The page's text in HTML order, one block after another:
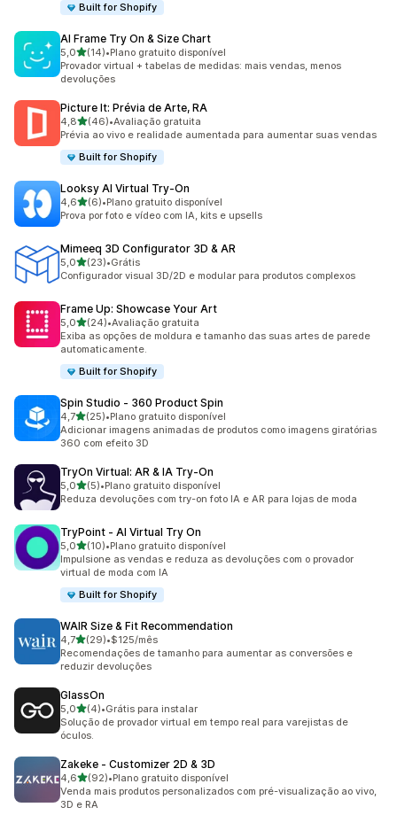
Built for Shopify
AI Frame Try On & Size Chart
5,0de 5 estrelas
(14)
14 avaliações ao todo
•Plano gratuito disponível
Provador virtual + tabelas de medidas: mais vendas, menos
devoluções
Picture It: Prévia de Arte, RA
4,8de 5 estrelas
(46)
46 avaliações ao todo
•Avaliação gratuita
Prévia ao vivo e realidade aumentada para aumentar suas vendas
Built for Shopify
Looksy AI Virtual Try‑On
4,6de 5 estrelas
(6)
6 avaliações ao todo
•Plano gratuito disponível
Prova por foto e vídeo com IA, kits e upsells
Mimeeq 3D Configurator 3D & AR
5,0de 5 estrelas
(23)
23 avaliações ao todo
•Grátis
Configurador visual 3D/2D e modular para produtos complexos
Frame Up: Showcase Your Art
5,0de 5 estrelas
(24)
24 avaliações ao todo
•Avaliação gratuita
Exiba as opções de moldura e tamanho das suas artes de parede
automaticamente.
Built for Shopify
Spin Studio ‑ 360 Product Spin
4,7de 5 estrelas
(25)
25 avaliações ao todo
•Plano gratuito disponível
Adicionar imagens animadas de produtos como imagens giratórias
360 com efeito 3D
TryOn Virtual: AR & IA Try‑On
5,0de 5 estrelas
(5)
5 avaliações ao todo
•Plano gratuito disponível
Reduza devoluções com try-on foto IA e AR para lojas de moda
TryPoint ‑ AI Virtual Try On
5,0de 5 estrelas
(10)
10 avaliações ao todo
•Plano gratuito disponível
Impulsione as vendas e reduza as devoluções com o provador
virtual de moda com IA
Built for Shopify
WAIR Size & Fit Recommendation
4,7de 5 estrelas
(29)
29 avaliações ao todo
•$125/mês
Recomendações de tamanho para aumentar as conversões e
reduzir devoluções
GlassOn
5,0de 5 estrelas
(4)
4 avaliações ao todo
•Grátis para instalar
Solução de provador virtual em tempo real para varejistas de
óculos.
Zakeke ‑ Customizer 2D & 3D
4,6de 5 estrelas
(92)
92 avaliações ao todo
•Plano gratuito disponível
Venda mais produtos personalizados com pré-visualização ao vivo,
3D e RA